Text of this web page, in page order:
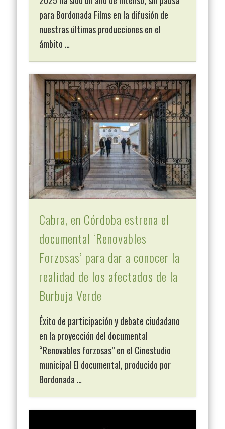
para Bordonada Films en la difusión de
nuestras últimas producciones en el
ámbito …
Cabra, en Córdoba estrena el
documental ‘Renovables
Forzosas’ para dar a conocer la
realidad de los afectados de la
Burbuja Verde
Éxito de participación y debate ciudadano
en la proyección del documental
“Renovables forzosas” en el Cinestudio
municipal El documental, producido por
Bordonada …